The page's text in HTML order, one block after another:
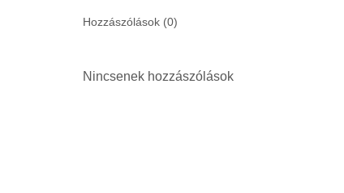
Hozzászólások (0)
Nincsenek hozzászólások